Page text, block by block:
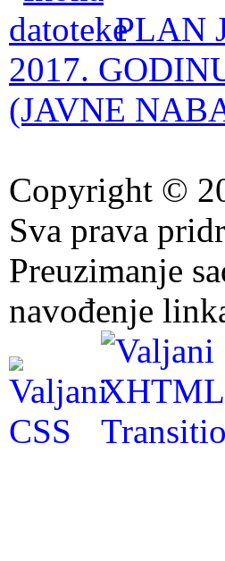
PLAN
2017.
(JAVNE
Copyright ©
Sva prava
Preuzimanje
navođenje